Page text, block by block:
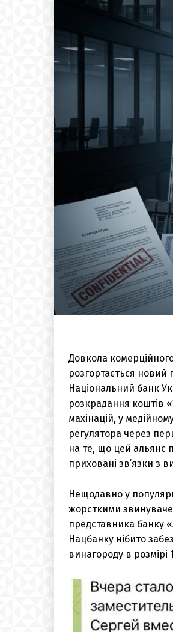
Довкола
розгортається
Національний банк
розкрадання коштів
махінацій, у
регулятора через
на те, що цей альянс
приховані зв’язки з
Нещодавно у
жорсткими
представника банку
Нацбанку нібито
винагороду в розмірі